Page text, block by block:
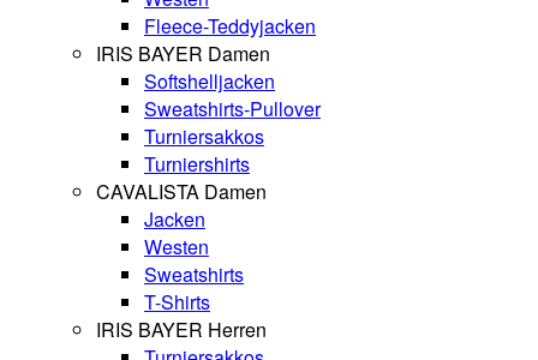
Fleece-Teddyjacken
IRIS BAYER Damen
Softshelljacken
Sweatshirts-Pullover
Turniersakkos
Turniershirts
CAVALISTA Damen
Jacken
Westen
Sweatshirts
T-Shirts
IRIS BAYER Herren